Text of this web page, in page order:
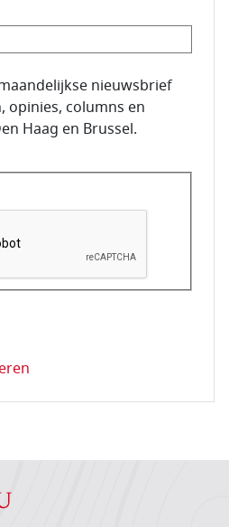
nieuwsbrief
opinies, columns en
Haag en Brussel.
controleren dat u een mens